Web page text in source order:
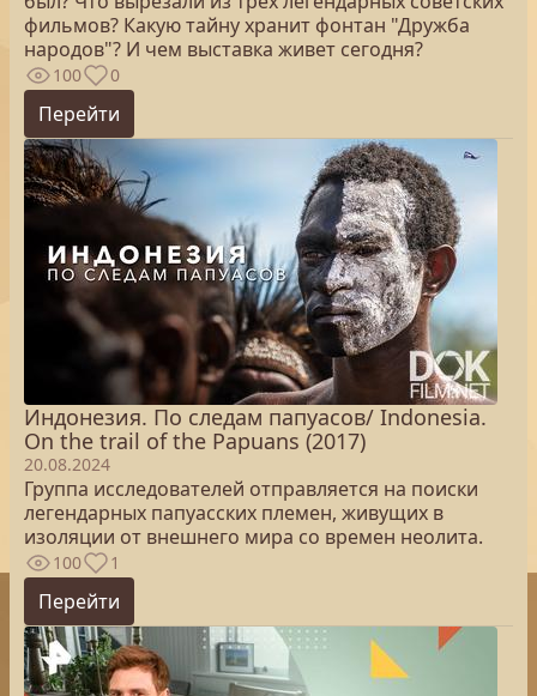
фильмов? Какую тайну хранит фонтан "Дружба
народов"? И чем выставка живет сегодня?
100 0
Перейти
Индонезия. По следам папуасов/ Indonesia.
On the trail of the Papuans (2017)
20.08.2024
Группа исследователей отправляется на поиски
легендарных папуасских племен, живущих в
изоляции от внешнего мира со времен неолита.
100 1
Перейти